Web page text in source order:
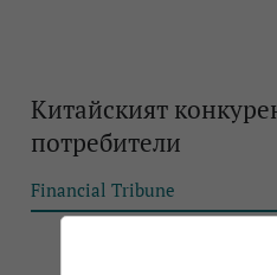
Китайският
потребители
Financial Tribune